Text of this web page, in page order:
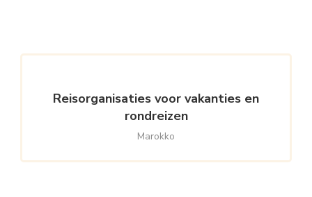
Reisorganisaties voor vakanties en
rondreizen
Marokko